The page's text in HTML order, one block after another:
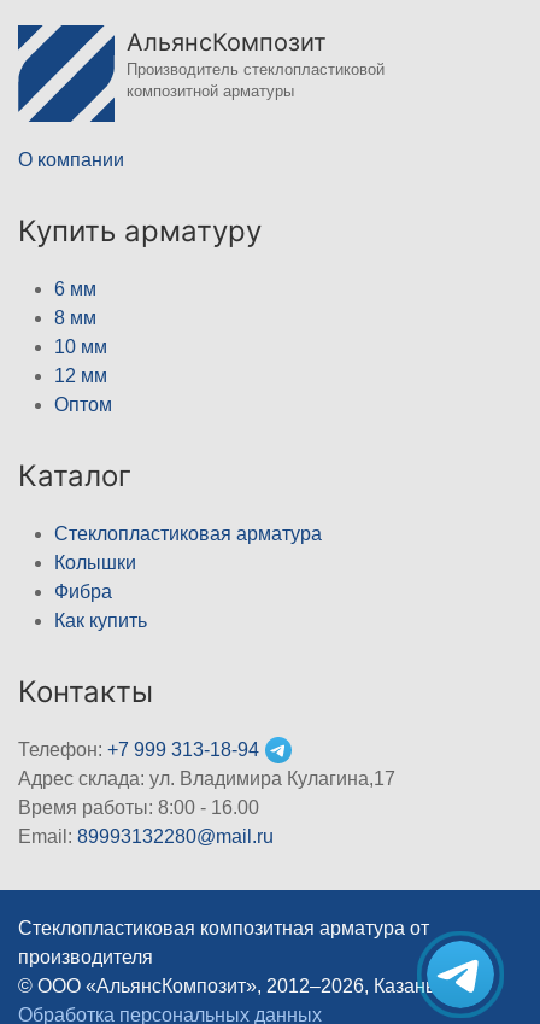
АльянсКомпозит
Производитель стеклопластиковой
композитной арматуры
О компании
Купить арматуру
6 мм
8 мм
10 мм
12 мм
Оптом
Каталог
Стеклопластиковая арматура
Колышки
Фибра
Как купить
Контакты
Телефон: +7 999 313-18-94
Адрес склада: ул. Владимира Кулагина,17
Время работы: 8:00 - 16.00
Email: 89993132280@mail.ru
Стеклопластиковая композитная арматура от
производителя
© ООО «АльянсКомпозит», 2012–2026, Казань
|
Обработка персональных данных